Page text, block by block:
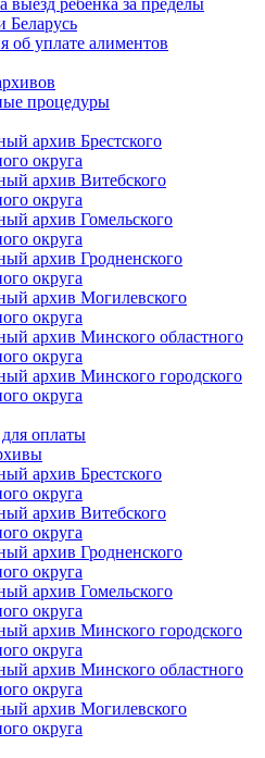
Беларусь
об уплате алиментов
процедуры
архив Брестского
округа
архив Витебского
округа
архив Гомельского
округа
архив Гродненского
округа
архив Могилевского
округа
архив Минского областного
округа
архив Минского городского
округа
оплаты
архив Брестского
округа
архив Витебского
округа
архив Гродненского
округа
архив Гомельского
округа
архив Минского городского
округа
архив Минского областного
округа
архив Могилевского
округа